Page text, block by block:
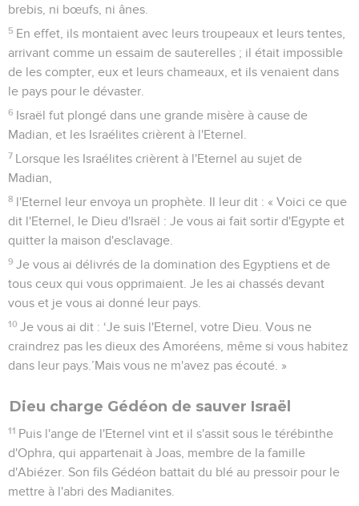
brebis, ni bœufs, ni ânes.
5 En effet, ils montaient avec leurs troupeaux et leurs tentes,
arrivant comme un essaim de sauterelles ; il était impossible
de les compter, eux et leurs chameaux, et ils venaient dans
le pays pour le dévaster.
6 Israël fut plongé dans une grande misère à cause de
Madian, et les Israélites crièrent à l'Eternel.
7 Lorsque les Israélites crièrent à l'Eternel au sujet de
Madian,
8 l'Eternel leur envoya un prophète. Il leur dit : « Voici ce que
dit l'Eternel, le Dieu d'Israël : Je vous ai fait sortir d'Egypte et
quitter la maison d'esclavage.
9 Je vous ai délivrés de la domination des Egyptiens et de
tous ceux qui vous opprimaient. Je les ai chassés devant
vous et je vous ai donné leur pays.
10 Je vous ai dit : ‘Je suis l'Eternel, votre Dieu. Vous ne
craindrez pas les dieux des Amoréens, même si vous habitez
dans leur pays.’Mais vous ne m'avez pas écouté. »
Dieu charge Gédéon de sauver Israël
11 Puis l'ange de l'Eternel vint et il s'assit sous le térébinthe
d'Ophra, qui appartenait à Joas, membre de la famille
d'Abiézer. Son fils Gédéon battait du blé au pressoir pour le
mettre à l'abri des Madianites.